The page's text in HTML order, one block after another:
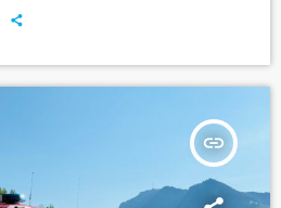
insert_link